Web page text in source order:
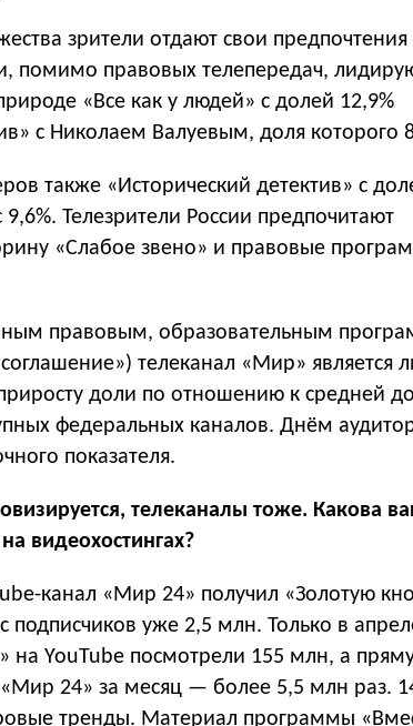
зрители отдают свои
помимо правовых телепередач,
«Все как у людей» с долей 12,9%
с Николаем Валуевым, доля которого
также «Исторический детектив» с
Телезрители России предпочитают
«Слабое звено» и правовые
правовым, образовательным
телеканал «Мир» является
доли по отношению к средней
федеральных каналов. Днём
показателя.
телеканалы тоже. Какова
видеохостингах?
канал «Мир 24» получил «Золотую
подписчиков уже 2,5 млн. Только в
на YouTube посмотрели 155 млн, а
24» за месяц — более 5,5 млн раз.
тренды. Материал программы